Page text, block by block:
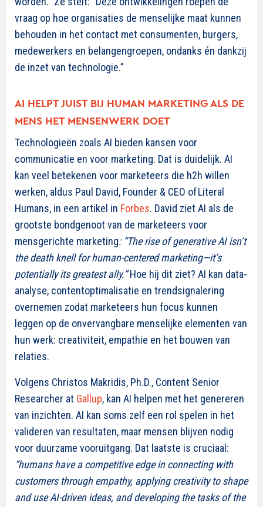
vraag op hoe organisaties de menselijke maat kunnen
behouden in het contact met consumenten, burgers,
medewerkers en belangengroepen, ondanks én dankzij
de inzet van technologie.”
AI HELPT JUIST BIJ HUMAN MARKETING ALS DE
MENS HET MENSENWERK DOET
Technologieën zoals AI bieden kansen voor
communicatie en voor marketing. Dat is duidelijk. AI
kan veel betekenen voor marketeers die h2h willen
werken, aldus Paul David, Founder & CEO ofLiteral
Humans, in een artikel in Forbes. David ziet AI als de
grootste bondgenoot van de marketeers voor
mensgerichte marketing: “The rise of generative AI isn’t
the death knell for human-centered marketing—it’s
potentially its greatest ally.”Hoe hij dit ziet? AI kan data-
analyse, contentoptimalisatie en trendsignalering
overnemen zodat marketeers hun focus kunnen
leggen op de onvervangbare menselijke elementen van
hun werk: creativiteit, empathie en het bouwen van
relaties.
Volgens Christos Makridis, Ph.D., Content Senior
Researcher at Gallup, kan AI helpen met het genereren
van inzichten. AI kan soms zelf een rol spelen in het
valideren van resultaten, maar mensen blijven nodig
voor duurzame vooruitgang. Dat laatste is cruciaal:
“humans have a competitive edge in connecting with
customers through empathy, applying creativity to shape
and use AI-driven ideas, and developing the tasks of the